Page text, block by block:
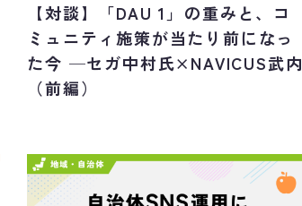
【対談】「DAU 1」の重みと、コ
ミュニティ施策が当たり前になっ
た今 ─セガ中村氏×NAVICUS武内
（前編）